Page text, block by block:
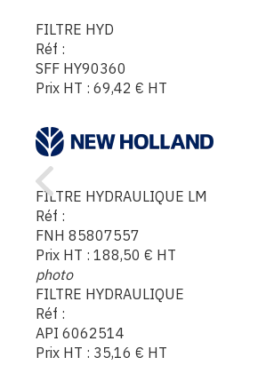
FILTRE HYD
Réf :
SFF HY90360
Prix HT : 69,42 € HT
FILTRE HYDRAULIQUE LM
Réf :
FNH 85807557
Prix HT : 188,50 € HT
photo
FILTRE HYDRAULIQUE
Réf :
API 6062514
Prix HT : 35,16 € HT